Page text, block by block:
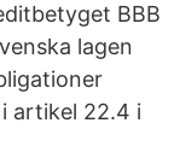
BBB
lagen
artikel 22.4 i